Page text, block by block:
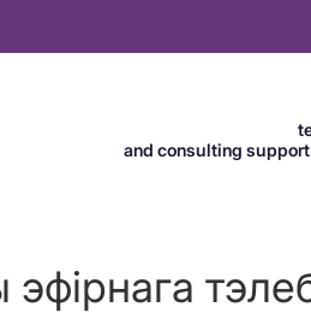
and consulting